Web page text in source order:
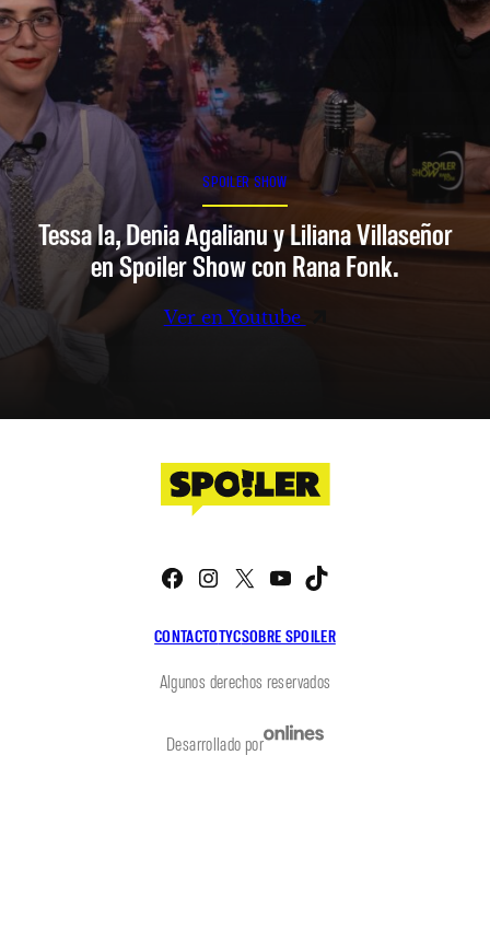
SPOILER SHOW
Tessa Ia, Denia Agalianu y Liliana Villaseñor
en Spoiler Show con Rana Fonk.
Ver en Youtube
CONTACTOTYCSOBRE SPOILER
Facebook
Instagram
X YouTube
Algunos derechos reservados
Desarrollado por